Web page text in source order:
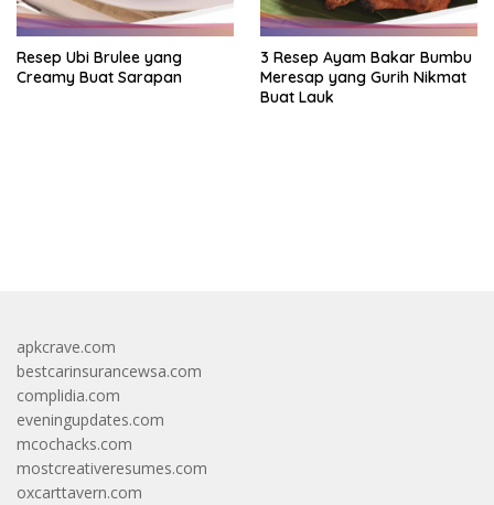
Resep Ubi Brulee yang
Creamy Buat Sarapan
3 Resep Ayam Bakar Bumbu
Meresap yang Gurih Nikmat
Buat Lauk
apkcrave.com
bestcarinsurancewsa.com
complidia.com
eveningupdates.com
mcochacks.com
mostcreativeresumes.com
oxcarttavern.com